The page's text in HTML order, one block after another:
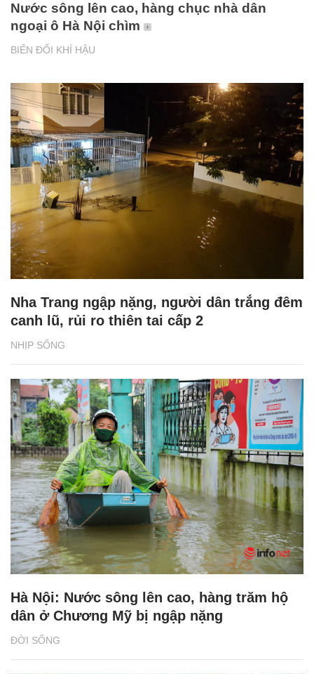
BIẾN ĐỔI KHÍ HẬU
Nước sông lên cao, hàng chục nhà dân
ngoại ô Hà Nội chìm
NHỊP SỐNG
Nha Trang ngập nặng, người dân trắng đêm
canh lũ, rủi ro thiên tai cấp 2
ĐỜI SỐNG
Hà Nội: Nước sông lên cao, hàng trăm hộ
dân ở Chương Mỹ bị ngập nặng